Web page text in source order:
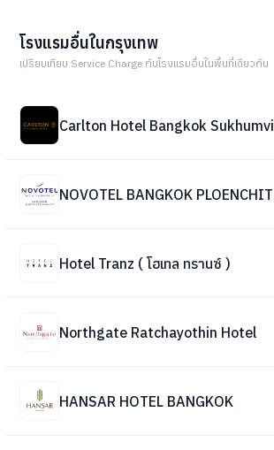
โรงแรมอื่นในกรุงเทพ
เปรียบเทียบ Service Charge กับโรงแรมอื่นในพื้นที่เดียวกัน
Carlton Hotel Bangkok
Hotel Tranz ( โฮเทล ทรานซ์ )
Northgate Ratchayothin Hotel
HANSAR HOTEL BANGKOK